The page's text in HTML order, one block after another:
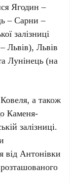
Ягодин –
– Сарни –
залізниці
Львів), Львів
Лунінець (на
а також
Каменя-
залізниці.
від Антонівки